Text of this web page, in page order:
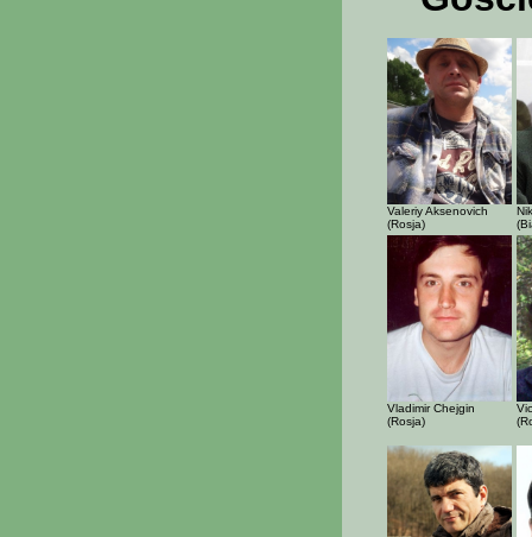
Valeriy Aksenovich
(Rosja)
Vladimir Chejgin
(Rosja)